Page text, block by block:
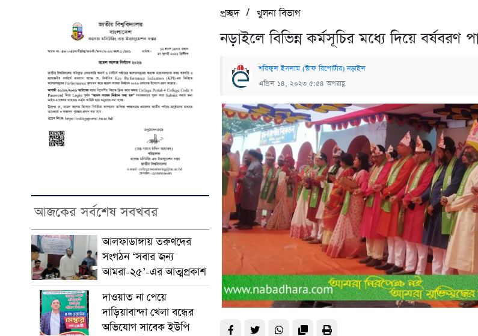
আজকের সর্বশেষ সবখবর
আলফাডাঙ্গায় তরুণদের
সংগঠন ‘সবার জন্য
আমরা-২৫’-এর আত্মপ্রকাশ
দাওয়াত না পেয়ে
দাড়িয়াবান্দা খেলা বন্ধের
অভিযোগ সাবেক ইউপি
প্রচ্ছদ/খুলনা বিভাগ
নড়াইলে বিভিন্ন কর্মসূচির মধ্যে দিয়ে বর্ষবরণ
শরিফুল ইসলাম (স্টাফ রিপোর্টার) নড়াইল
এপ্রিল ১৪, ২০২৩ ৫:৫৪ অপরাহ্ণ